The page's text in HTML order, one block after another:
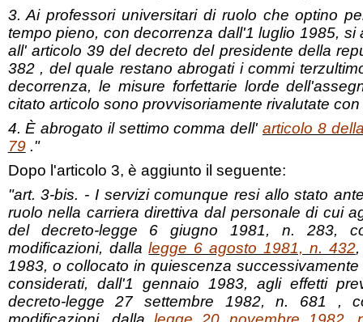
3. Ai professori universitari di ruolo che optino
tempo pieno, con decorrenza dall'1 luglio 1985, si
all' articolo 39 del decreto del presidente della
382 , del quale restano abrogati i commi
decorrenza, le misure forfettarie lorde
citato articolo sono provvisoriamente rivalutate
4. È abrogato il settimo comma dell' articolo 8
79."
Dopo l'articolo 3, è aggiunto il seguente:
"art. 3-bis. - I servizi comunque resi allo stato
ruolo nella carriera direttiva dal personale di cui
del decreto-legge 6 giugno 1981, n. 283,
modificazioni, dallalegge 6 agosto 1981, n. 432,
1983, o collocato in quiescenza
considerati, dall'1 gennaio 1983, agli effetti
decreto-legge 27 settembre 1982, n. 681 ,